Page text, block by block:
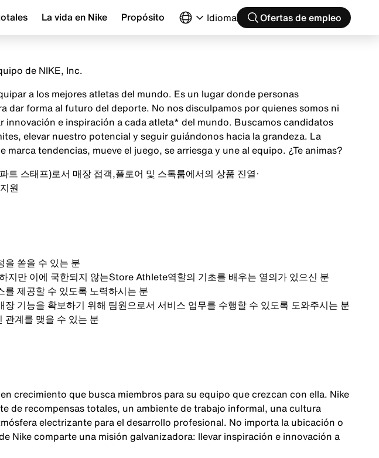
La vida en Nike Propósito Idioma Ofertas de empleo
de NIKE, Inc.
a los mejores atletas del mundo. Es un lugar donde personas
dar forma al futuro del deporte. No nos disculpamos por quienes somos ni
innovación e inspiración a cada atleta* del mundo. Buscamos candidatos
elevar nuestro potencial y seguir guiándonos hacia la grandeza. La
marca tendencias, mueve el juego, se arriesga y une al equipo. ¿Te animas?
트 스태프)로서 매장 접객,플로어 및 스톡룸에서의 상품 진열·
지원
을 쏟을 수 있는 분
지만 이에 국한되지 않는Store Athlete역할의 기초를 배우는 열의가 있으신 분
제공할 수 있도록 노력하시는 분
장 기능을 확보하기 위해 팀원으로서 서비스 업무를 수행할 수 있도록 도와주시는 분
관계를 맺을 수 있는 분
crecimiento que busca miembros para su equipo que crezcan con ella. Nike
de recompensas totales, un ambiente de trabajo informal, una cultura
electrizante para el desarrollo profesional. No importa la ubicación o
Nike comparte una misión galvanizadora: llevar inspiración e innovación a